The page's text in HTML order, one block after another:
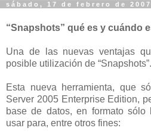
sábado, 17 de febrero de 2007
“Snapshots” qué es y cuándo
Una de las nuevas ventajas
posible utilización de “Snapshots”.
Esta nueva herramienta, que
Server 2005 Enterprise Edition,
base de datos, en formato
usar para, entre otros fines: